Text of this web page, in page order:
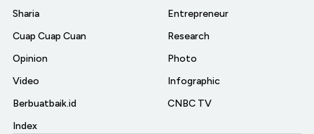
Sharia
Cuap Cuap Cuan
Opinion
Video
Berbuatbaik.id
Index
Entrepreneur
Research
Photo
Infographic
CNBC TV